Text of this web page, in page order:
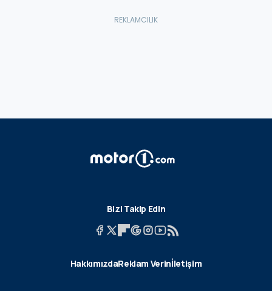
Bizi Takip Edin
HakkımızdaReklam Verinİletişim